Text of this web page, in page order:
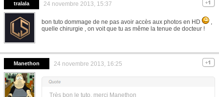
tralala 24 novembre 2013, 15:37
bon tuto dommage de ne pas avoir accès aux photos en HD
,
quelle chirurgie , on voit que tu as même la tenue de docteur !
Manethon 24 novembre 2013, 16:25
Très bon le tuto. merci Manethon